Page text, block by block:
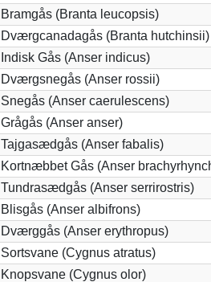
Bramgås (Branta leucopsis)
Dværgcanadagås (Branta hutchinsii)
Indisk Gås (Anser indicus)
Dværgsnegås (Anser rossii)
Snegås (Anser caerulescens)
Grågås (Anser anser)
Tajgasædgås (Anser fabalis)
Kortnæbbet Gås (Anser
Tundrasædgås (Anser serrirostris)
Blisgås (Anser albifrons)
Dværggås (Anser erythropus)
Sortsvane (Cygnus atratus)
Knopsvane (Cygnus olor)